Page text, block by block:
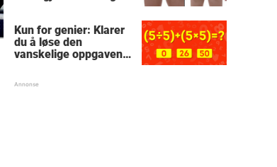
Kun for genier: Klarer
du å løse den
vanskelige oppgaven